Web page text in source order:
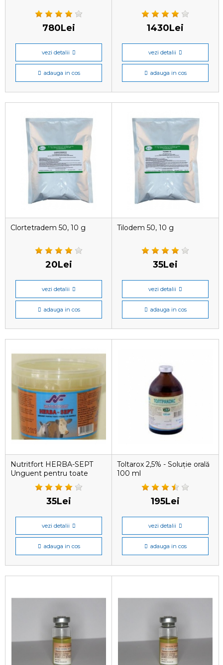
780Lei
vezi detalii
adauga in cos
1430Lei
vezi detalii
adauga in cos
Clortetradem 50, 10 g
20Lei
vezi detalii
adauga in cos
Tilodem 50, 10 g
35Lei
vezi detalii
adauga in cos
Nutritfort HERBA-SEPT
Unguent pentru toate
speciile de animale 100 gr
35Lei
vezi detalii
adauga in cos
Toltarox 2,5% - Soluție orală
100 ml
195Lei
vezi detalii
adauga in cos